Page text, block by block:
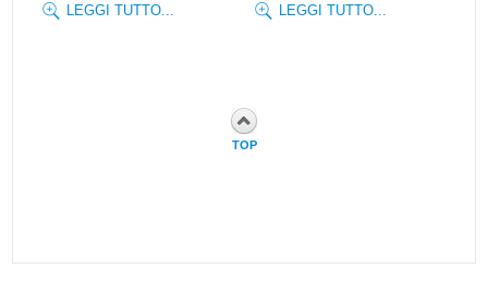
LEGGI TUTTO... LEGGI TUTTO...
TOP